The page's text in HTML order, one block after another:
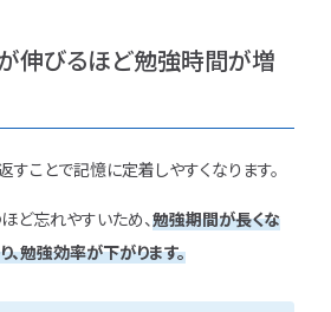
伸びるほど勉強時間が増
ことで記憶に定着しやすくなります。
ど忘れやすいため、勉強期間が長くな
勉強効率が下がります。